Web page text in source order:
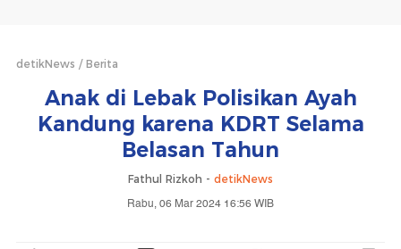
detikNews Berita
Anak di Lebak Polisikan Ayah
Kandung karena KDRT Selama
Belasan Tahun
Fathul Rizkoh - detikNews
Rabu, 06 Mar 2024 16:56 WIB